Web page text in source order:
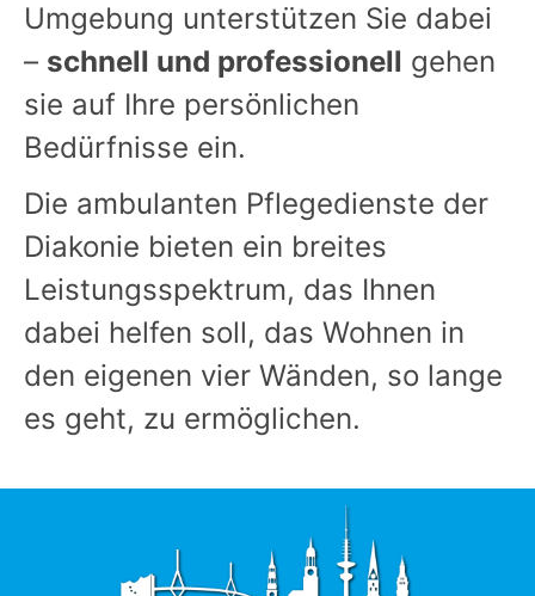
Umgebung unterstützen Sie dabei
– schnell und professionell gehen
sie auf Ihre persönlichen
Bedürfnisse ein.
Die ambulanten Pflegedienste der
Diakonie bieten ein breites
Leistungsspektrum, das Ihnen
dabei helfen soll, das Wohnen in
den eigenen vier Wänden, so lange
es geht, zu ermöglichen.